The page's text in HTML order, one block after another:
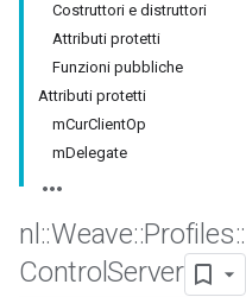
Costruttori e distruttori
Attributi protetti
Funzioni pubbliche
Attributi protetti
mCurClientOp
mDelegate
nl ::Weave::Profiles::
ControlServer